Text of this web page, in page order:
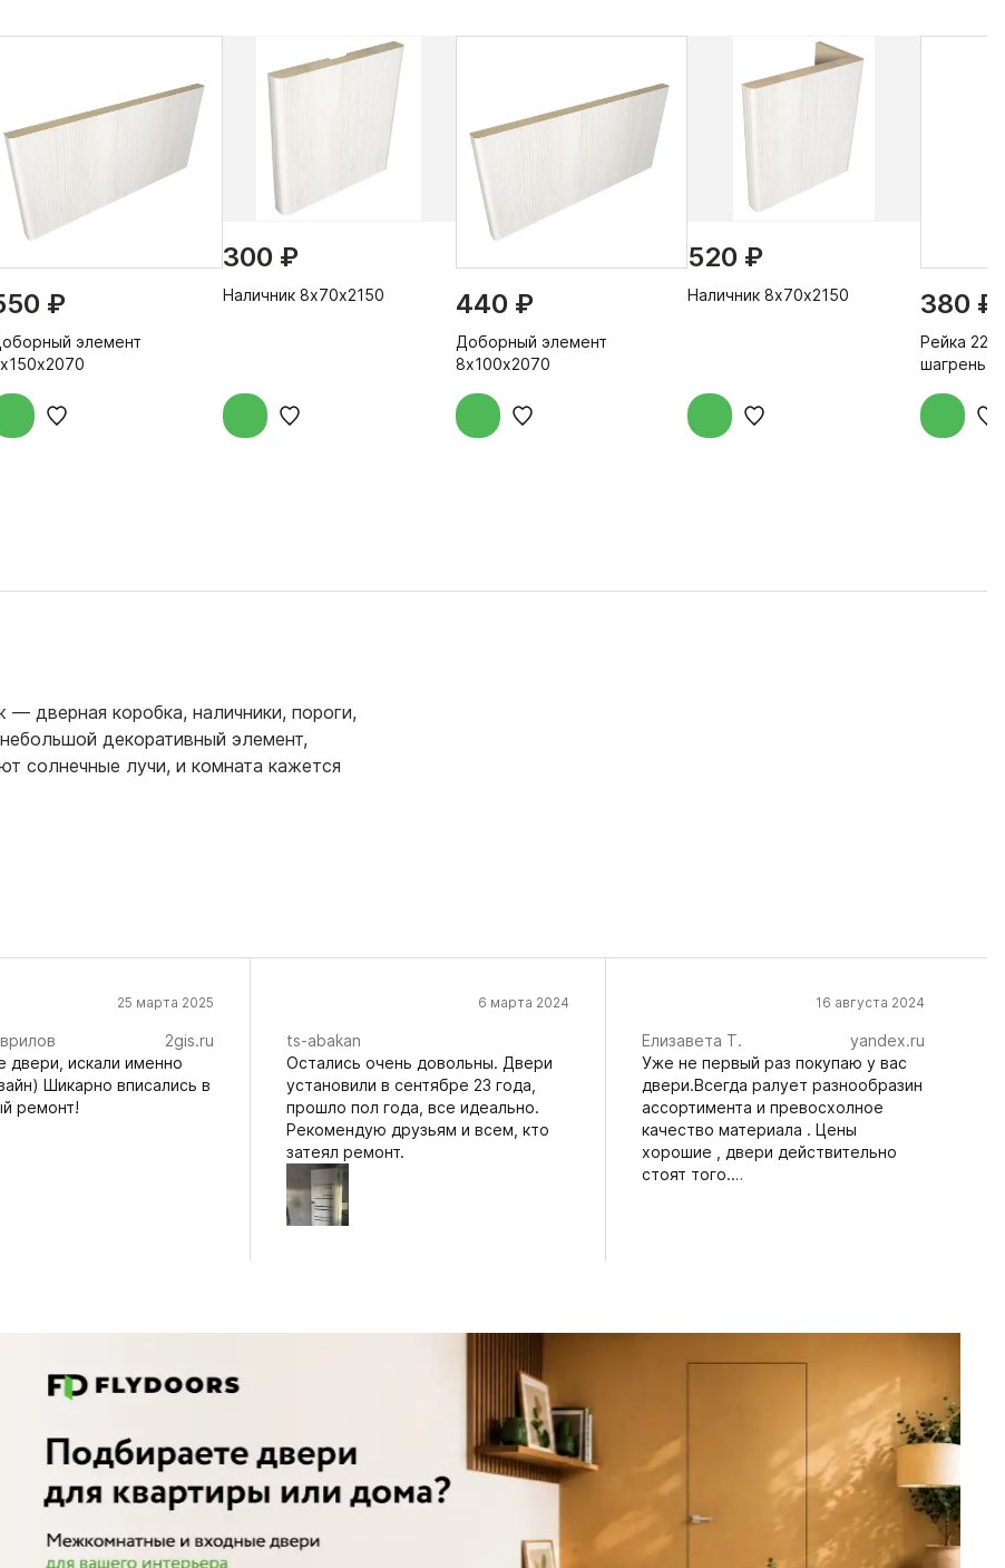
25 марта 2025
2gis.ru
двери, искали именно
Шикарно вписались в
ремонт!
6 марта 2024
ts-abakan
Остались очень довольны. Двери
установили в сентябре 23 года,
прошло пол года, все идеально.
Рекомендую друзьям и всем, кто
затеял ремонт.
16 августа 2024
Елизавета Т.
yandex.ru
Уже не первый раз покупаю у вас
двери.Всегда ралует разнообразин
ассортимента и превосхолное
качество материала . Цены
хорошие , двери действительно
стоят того.…
₽
элемент
300 ₽
Наличник 8х70х2150 440 ₽
Доборный элемент
8х100х2070
520 ₽
Наличник 8х70х2150 380 ₽
Рейка
шагрень
дверная коробка, наличники, пороги,
декоративный элемент,
солнечные лучи, и комната кажется